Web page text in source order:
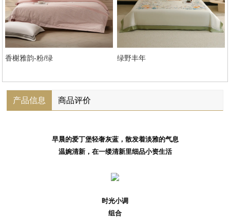
香榭雅韵-粉/绿 绿野丰年
产品信息 商品评价
早晨的爱丁堡轻奢灰蓝，散发着淡雅的气息
温婉清新，在一缕清新里细品小资生活
时光小调
组合